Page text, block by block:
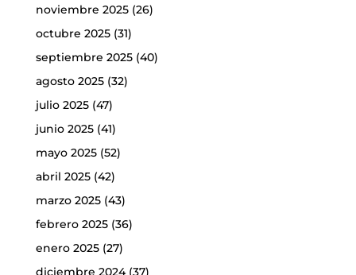
noviembre 2025(26)
octubre 2025(31)
septiembre 2025(40)
agosto 2025(32)
julio 2025(47)
junio 2025(41)
mayo 2025(52)
abril 2025(42)
marzo 2025(43)
febrero 2025(36)
enero 2025(27)
diciembre 2024(37)